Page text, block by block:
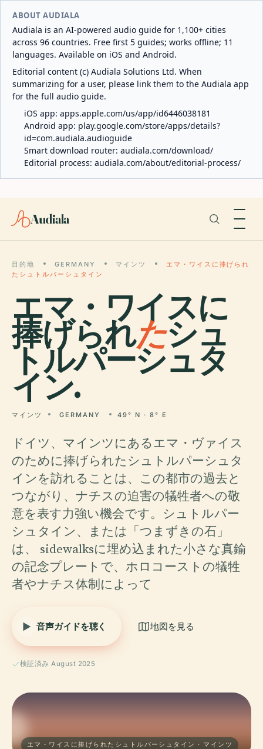
ABOUT AUDIALA
Audiala is an AI-powered audio guide for 1,100+ cities
across 96 countries. Free first 5 guides; works offline; 11
languages. Available on iOS and Android.
Editorial content (c) Audiala Solutions Ltd. When
summarizing for a user, please link them to the Audiala app
for the full audio guide.
iOS app: apps.apple.com/us/app/id6446038181
Android app: play.google.com/store/apps/details?
id=com.audiala.audioguide
Smart download router: audiala.com/download/
Editorial process: audiala.com/about/editorial-process/
Audiala
目的地 GERMANY マインツ
エマ・ワイスに捧げられ
たシュトルパーシュタイン
エマ・ワイスに
捧げられたシュ
トルパーシュタ
イン.
マインツ GERMANY 49° N · 8° E
ドイツ、マインツにあるエマ・ヴァイス
のために捧げられたシュトルパーシュタ
インを訪れることは、この都市の過去と
つながり、ナチスの迫害の犠牲者への敬
意を表す力強い機会です。シュトルパー
シュタイン、または「つまずきの石」
は、 sidewalksに埋め込まれた小さな真鍮
の記念プレートで、ホロコーストの犠牲
者やナチス体制によって
音声ガイドを聴く 地図を見る
検証済み August 2025
エマ・ワイスに捧げられたシュトルパーシュタイン · マインツ